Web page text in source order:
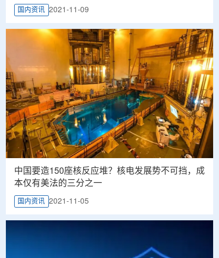
国内资讯 2021-11-09
​中国要造150座核反应堆？核电发展势不可挡，成
本仅有美法的三分之一
国内资讯 2021-11-05